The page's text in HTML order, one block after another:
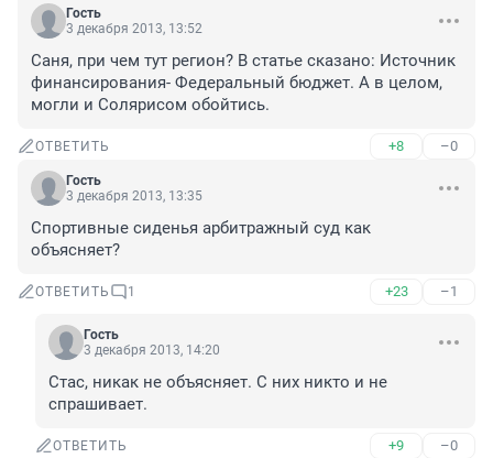
Гость
3 декабря 2013, 13:52
Саня, при чем тут регион? В статье сказано: Источник
финансирования- Федеральный бюджет. А в целом,
могли и Солярисом обойтись.
ОТВЕТИТЬ +8 –0
Гость
3 декабря 2013, 13:35
Спортивные сиденья арбитражный суд как
объясняет?
ОТВЕТИТЬ 1 +23 –1
Гость
3 декабря 2013, 14:20
Стас, никак не объясняет. С них никто и не
спрашивает.
ОТВЕТИТЬ +9 –0